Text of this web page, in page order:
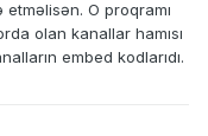
O proqramı
olan kanallar hamısı
embed kodlarıdı.